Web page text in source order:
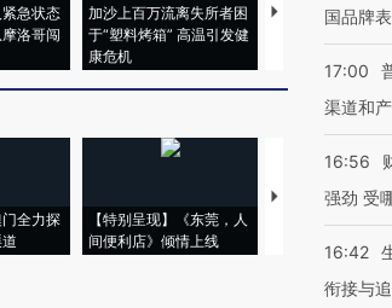
急状态
洛哥闯
加沙上百万流离失所者困
于“塑料烤箱” 高温引发健
康危机
视线｜HYROX的
门全力探
【特别呈现】《东莞，人
间便利店》倾情上线
【推广】走进第
国品牌
17:00
渠道和
16:56
强劲 受
16:42
衔接与